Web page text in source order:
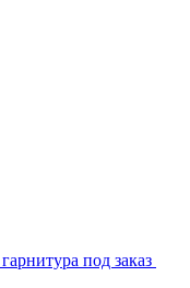
под заказ